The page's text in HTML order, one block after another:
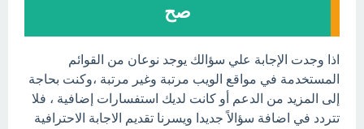
صح
اذا وجدت الإجابة علي سؤالك يوجد نوعان من القوائم
المستخدمة في مواقع الويب مرتبة وغير مرتبة ،وكنت بحاجة
إلى المزيد من الدعم أو كانت لديك استفسارات إضافية ، فلا
تتردد في اضافة سؤالاً جديدا ويسرنا تقديم الاجابة الاحترافية